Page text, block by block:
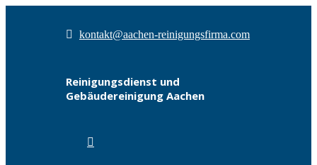
kontakt@aachen-reinigungsfirma.com
Reinigungsdienst und
Gebäudereinigung Aachen